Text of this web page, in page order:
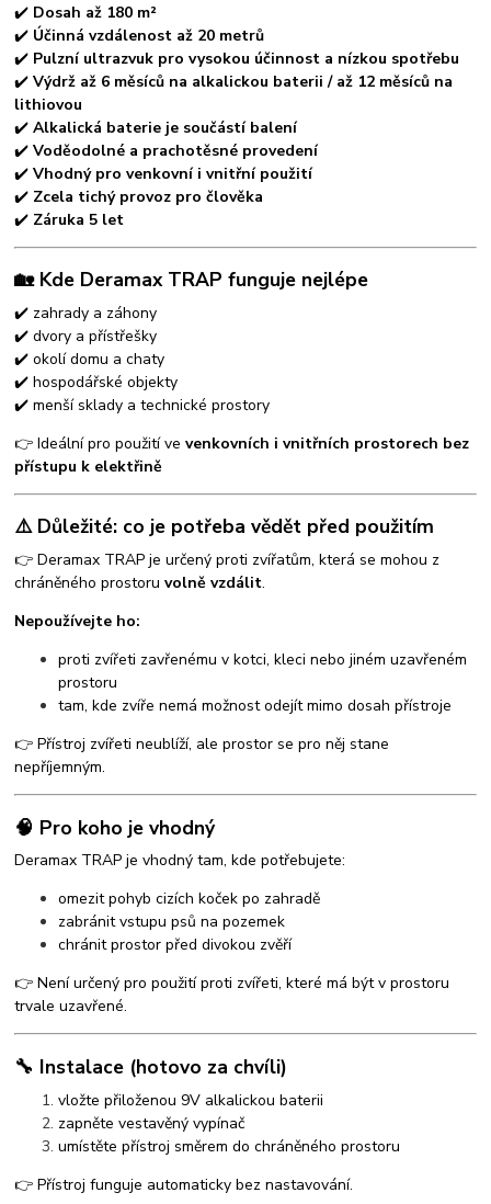
✔️ Dosah až 180 m²
✔️ Účinná vzdálenost až 20 metrů
✔️ Pulzní ultrazvuk pro vysokou účinnost a nízkou spotřebu
✔️Výdrž až 6 měsíců na alkalickou baterii / až 12 měsíců na
lithiovou
✔️Alkalická baterie je součástí balení
✔️Voděodolné a prachotěsné provedení
✔️Vhodný pro venkovní i vnitřní použití
✔️ Zcela tichý provoz pro člověka
✔️ Záruka 5 let
🏡 Kde Deramax TRAP funguje nejlépe
✔️ zahrady a záhony
✔️ dvory a přístřešky
✔️ okolí domu a chaty
✔️ hospodářské objekty
✔️ menší sklady a technické prostory
👉 Ideální pro použití vevenkovních i vnitřních prostorech bez
přístupu k elektřině
⚠️ Důležité: co je potřeba vědět před použitím
👉 Deramax TRAP je určený proti zvířatům, která se mohou z
chráněného prostoruvolně vzdálit.
Nepoužívejte ho:
proti zvířeti zavřenému v kotci, kleci nebo jiném uzavřeném
prostoru
tam, kde zvíře nemá možnost odejít mimo dosah přístroje
👉 Přístroj zvířeti neublíží, ale prostor se pro něj stane
nepříjemným.
🧠 Pro koho je vhodný
Deramax TRAP je vhodný tam, kde potřebujete:
omezit pohyb cizích koček po zahradě
zabránit vstupu psů na pozemek
chránit prostor před divokou zvěří
👉 Není určený pro použití proti zvířeti, které má být v prostoru
trvale uzavřené.
🔧 Instalace (hotovo za chvíli)
vložte přiloženou 9V alkalickou baterii
zapněte vestavěný vypínač
umístěte přístroj směrem do chráněného prostoru
👉 Přístroj funguje automaticky bez nastavování.